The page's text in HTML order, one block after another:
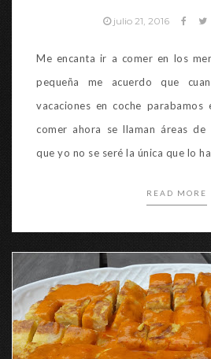
julio 21, 2016
Me encanta ir a comer en los
pequeña me acuerdo que
vacaciones en coche parabamos
comer ahora se llaman áreas de
que yo no se seré la única que lo
READ MORE